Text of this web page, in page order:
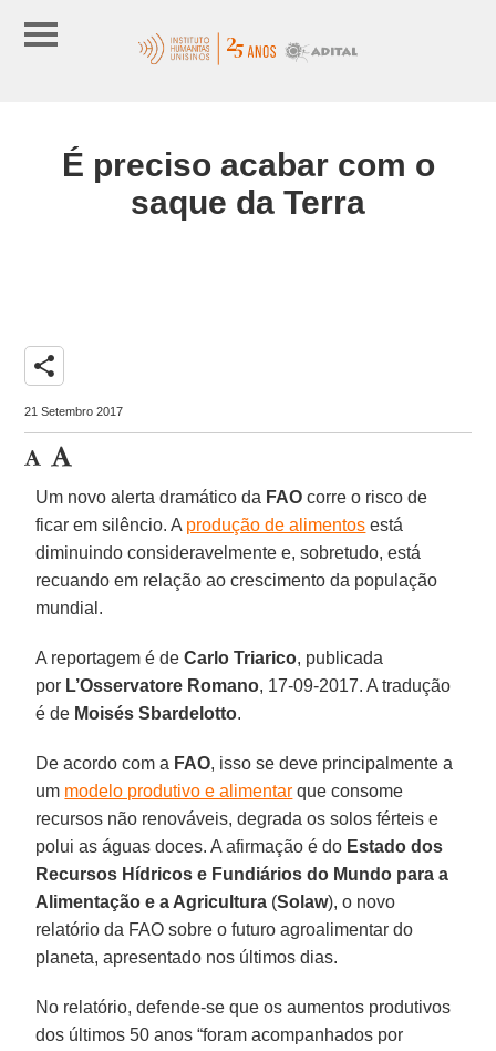
É preciso acabar com o
saque da Terra
share
21 Setembro 2017
Um novo alerta dramático da FAO corre o risco de
ficar em silêncio. A produção de alimentos está
diminuindo consideravelmente e, sobretudo, está
recuando em relação ao crescimento da população
mundial.
A reportagem é deCarlo Triarico, publicada
por L’Osservatore Romano, 17-09-2017. A tradução
é de Moisés Sbardelotto.
De acordo com a FAO, isso se deve principalmente a
um modelo produtivo e alimentar que consome
recursos não renováveis, degrada os solos férteis e
polui as águas doces. A afirmação é do Estado dos
Recursos Hídricos e Fundiários do Mundo para a
Alimentação e a Agricultura (Solaw), o novo
relatório da FAO sobre o futuro agroalimentar do
planeta, apresentado nos últimos dias.
No relatório, defende-se que os aumentos produtivos
dos últimos 50 anos “foram acompanhados por